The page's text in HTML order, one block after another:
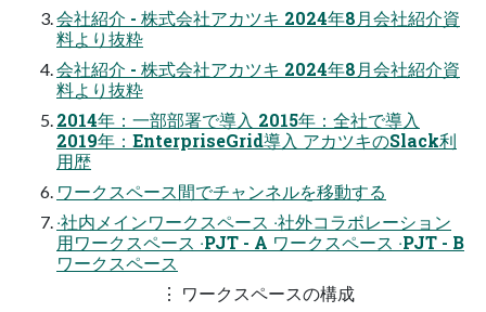
会社紹介 - 株式会社アカツキ 2024年8⽉会社紹介資
料より抜粋
会社紹介 - 株式会社アカツキ 2024年8⽉会社紹介資
料より抜粋
2014年：⼀部部署で導⼊ 2015年：全社で導⼊
2019年：EnterpriseGrid導⼊ アカツキのSlack利
⽤歴
ワークスペース間でチャンネルを移動する
‧社内メインワークスペース ‧社外コラボレーション
⽤ワークスペース ‧PJT - A ワークスペース ‧PJT - B
ワークスペース
⋮ ワークスペースの構成